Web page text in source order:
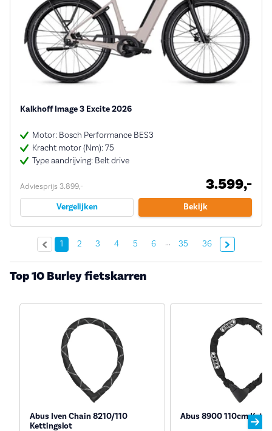
Kalkhoff Image 3 Excite 2026
Motor: Bosch Performance BES3
Kracht motor (Nm): 75
Type aandrijving: Belt drive
Adviesprijs 3.899,- 3.599,-
Vergelijken Bekijk
1 2 3 4 5 6 ... 35 36 Volgende »
Top 10 Burley fietskarren
Abus Iven Chain 8210/110
Kettingslot
Abus 8900 110cm